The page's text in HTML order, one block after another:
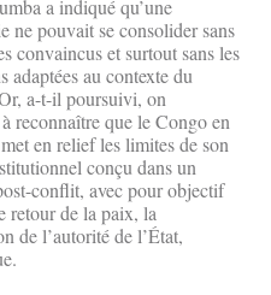
a indiqué qu’une
ne pouvait se consolider sans
convaincus et surtout sans les
adaptées au contexte du
a-t-il poursuivi, on
à reconnaître que le Congo en
en relief les limites de son
conçu dans un
conflit, avec pour objectif
retour de la paix, la
de l’autorité de l’État,